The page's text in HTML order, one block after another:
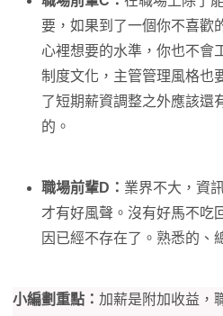
要，如果到了一個你不喜歡
心裡想要的水準，你也不會
制度文化，主管管理風格也
了短期薪資調整之外應該還
的。
職場前輩D： 業界不大，資
才有好風聲。沒有好馬不吃
因已經不存在了。熟悉的、
小編劃重點： 加薪是附加收益，